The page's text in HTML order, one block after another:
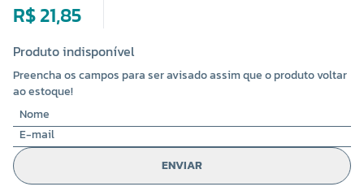
R$ 21,85
Produto indisponível
Preencha os campos para ser avisado assim que o produto voltar
ao estoque!
ENVIAR